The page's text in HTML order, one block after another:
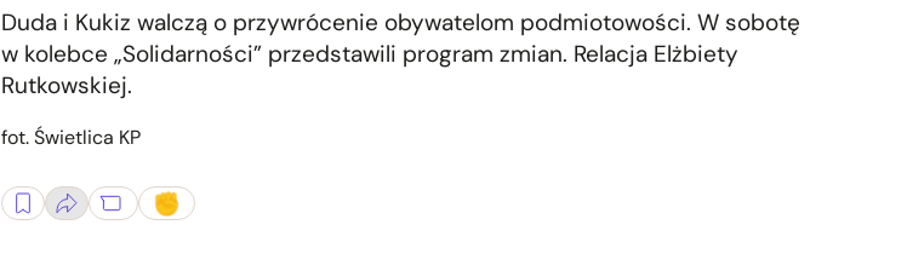
Duda i Kukiz walczą o przywrócenie obywatelom podmiotowości. W sobotę
w kolebce „Solidarności” przedstawili program zmian. Relacja Elżbiety
Rutkowskiej.
fot. Świetlica KP